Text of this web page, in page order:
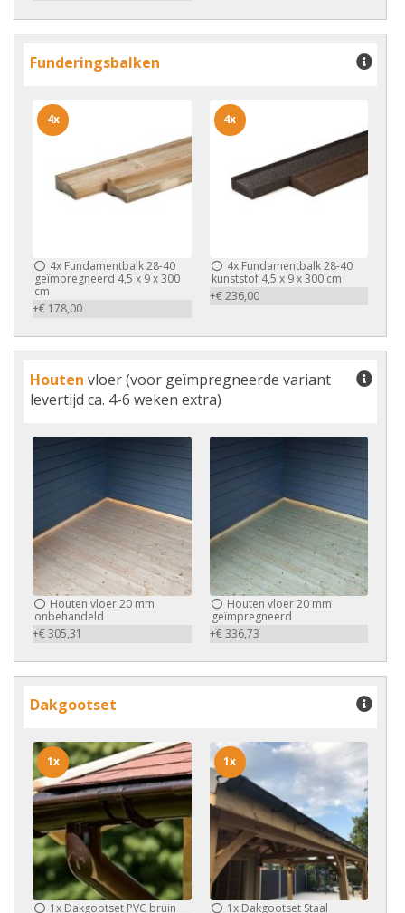
Funderingsbalken
4x Fundamentbalk 28-40
geïmpregneerd 4,5 x 9 x 300
cm
+€ 178,00
4x
4xFundamentbalk 28-40
kunststof 4,5 x 9 x 300 cm
+€ 236,00
4x
Houten vloer (voor geïmpregneerde variant
levertijd ca. 4-6 weken extra)
Houten vloer 20 mm
onbehandeld
+€ 305,31
Houten vloer 20 mm
geïmpregneerd
+€ 336,73
Dakgootset
1x Dakgootset PVC bruin
1x
1xDakgootset Staal
1x